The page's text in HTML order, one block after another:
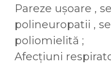
Pareze ușoare ,
polineuropatii ,
poliomielită ;
Afecțiuni